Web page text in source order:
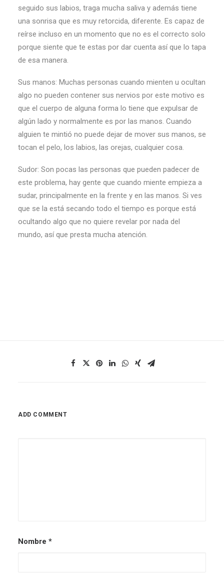
seguido sus labios, traga mucha saliva y además tiene
una sonrisa que es muy retorcida, diferente. Es capaz de
reírse incluso en un momento que no es el correcto solo
porque siente que te estas por dar cuenta así que lo tapa
de esa manera.
Sus manos: Muchas personas cuando mienten u ocultan
algo no pueden contener sus nervios por este motivo es
que el cuerpo de alguna forma lo tiene que expulsar de
algún lado y normalmente es por las manos. Cuando
alguien te mintió no puede dejar de mover sus manos, se
tocan el pelo, los labios, las orejas, cualquier cosa.
Sudor: Son pocas las personas que pueden padecer de
este problema, hay gente que cuando miente empieza a
sudar, principalmente en la frente y en las manos. Si ves
que se la está secando todo el tiempo es porque está
ocultando algo que no quiere revelar por nada del
mundo, así que presta mucha atención.
ADD COMMENT
Nombre *